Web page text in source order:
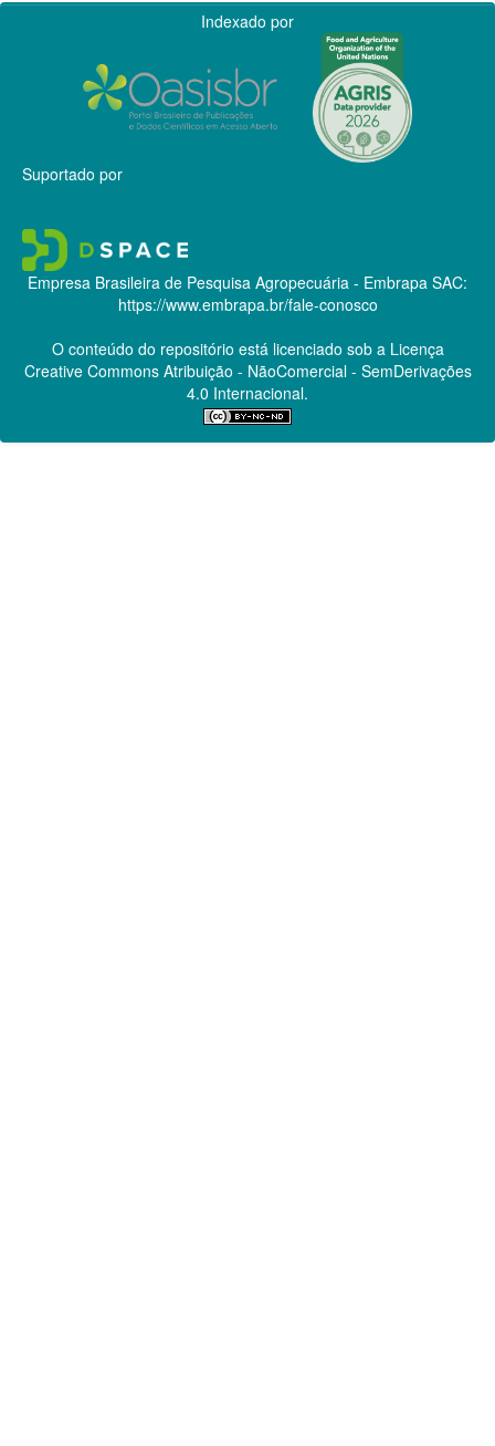
Indexado por
Suportado por
Empresa Brasileira de Pesquisa Agropecuária - Embrapa SAC:
https://www.embrapa.br/fale-conosco
O conteúdo do repositório está licenciado sob a Licença
Creative CommonsAtribuição - NãoComercial - SemDerivações
4.0 Internacional.